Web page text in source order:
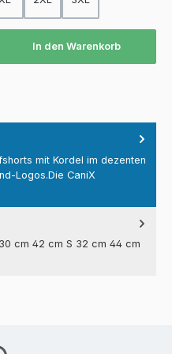
In den Warenkorb
mit Kordel im dezenten
Logos.Die CaniX
cm 42 cm S 32 cm 44 cm